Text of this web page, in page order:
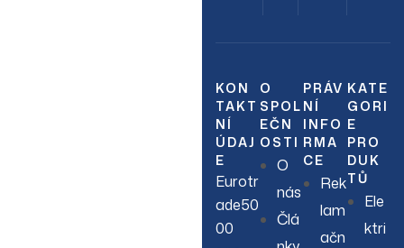
KON
TAKT
NÍ
ÚDAJ
E
Eurotr
ade50
00
O
SPOL
EČN
OSTI
O
nás
Člá
PRÁV
NÍ
INFO
RMA
CE
Rek
lam
ačn
KATE
GORI
E
PRO
DUK
TŮ
Ele
ktri